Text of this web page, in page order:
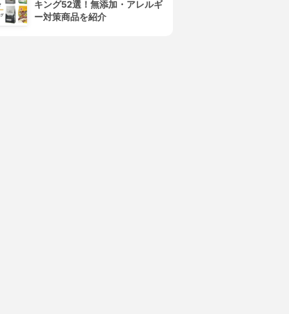
キング52選！無添加・アレルギ
ー対策商品を紹介